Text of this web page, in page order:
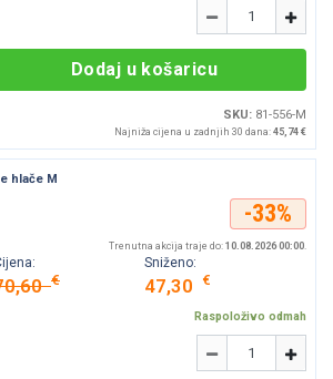
- +
Dodaj u košaricu
SKU: 81-556-M
Najniža cijena u zadnjih 30 dana: 45,74 €
hlače M
-33%
Trenutna akcija traje do: 10.08.2026 00:00.
€
Sniženo:
47,30 €
Raspoloživo odmah
- +